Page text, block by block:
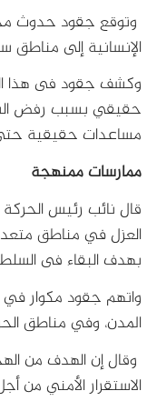
وتوقع جقود حدوث
الإنسانية إلى مناطق
وكشف جقود فى هذا
حقيقي بسبب رفض
مساعدات حقيقية حتى
ممارسات ممنهجة
قال نائب رئيس الحركة
العزل في مناطق
بهدف البقاء فى
واتهم جقود مكوار في
المدن، وفي مناطق
وقال إن الهدف من
الاستقرار الأمني من